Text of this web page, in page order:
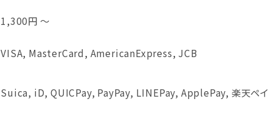
1,300円 ～
VISA, MasterCard, AmericanExpress, JCB
Suica, iD, QUICPay, PayPay, LINEPay, ApplePay, 楽天ペイ